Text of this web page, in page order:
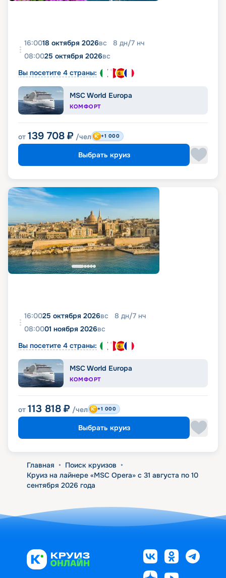
16:0018 октября 2026вс 8 дн/7 нч
08:0025 октября 2026вс
Вы посетите 4 страны:
MSC World Europa
КОМФОРТ
от 139 708 ₽ /чел +1 000
Выбрать круиз
16:0025 октября 2026вс 8 дн/7 нч
08:0001 ноября 2026вс
Вы посетите 4 страны:
MSC World Europa
КОМФОРТ
от 113 818 ₽ /чел +1 000
Выбрать круиз
Главная • Поиск круизов •
Круиз на лайнере «MSC Opera» с 31 августа по 10
сентября 2026 года